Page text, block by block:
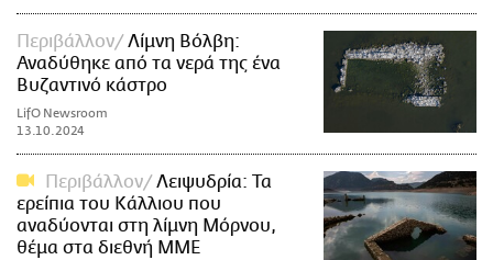
Περιβάλλον
Λίμνη Βόλβη:
Αναδύθηκε από τα νερά της ένα
Βυζαντινό κάστρο
LifO Newsroom
13.10.2024
Περιβάλλον
Λειψυδρία: Τα
ερείπια του Κάλλιου που
αναδύονται στη λίμνη Μόρνου,
θέμα στα διεθνή ΜΜΕ